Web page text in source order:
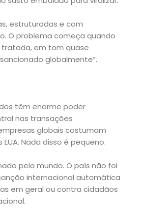
estruturadas e com
O problema começa quando
tratada, em tom quase
globalmente”.
têm enorme poder
nas transações
globais costumam
Nada disso é pequeno.
pelo mundo. O país não foi
internacional automática
em geral ou contra cidadãos